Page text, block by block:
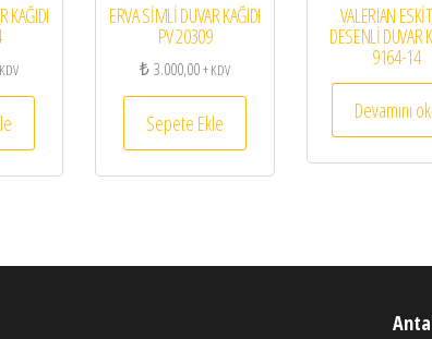
KAĞIDI ERVA SİMLİ DUVAR KAĞIDI
PV 20309
₺3.000,00+ KDV
Sepete Ekle
VALERIAN
DESENLİ DUVAR
9164-14
Devamını